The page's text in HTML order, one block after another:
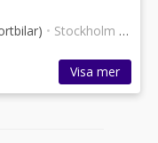
• Stockholm •12
Visa mer